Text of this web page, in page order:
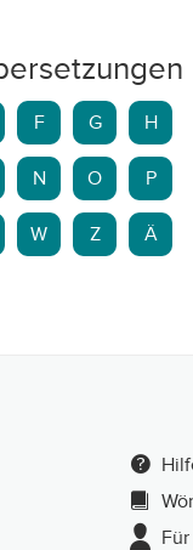
F G H
N O P
W Z Ä